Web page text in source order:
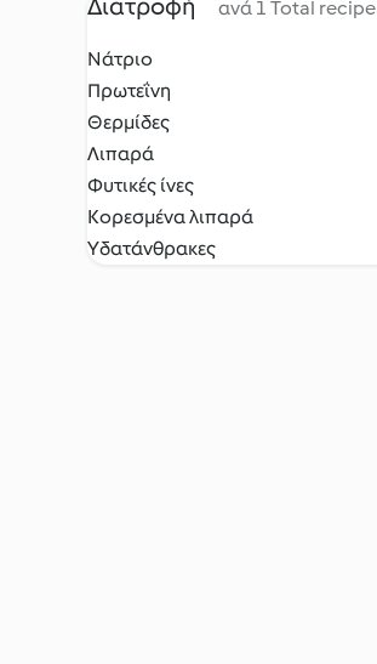
Διατροφή ανά 1 Total recipe
Νάτριο
Πρωτεΐνη
Θερμίδες
Λιπαρά
Φυτικές ίνες
Κορεσμένα λιπαρά
Υδατάνθρακες